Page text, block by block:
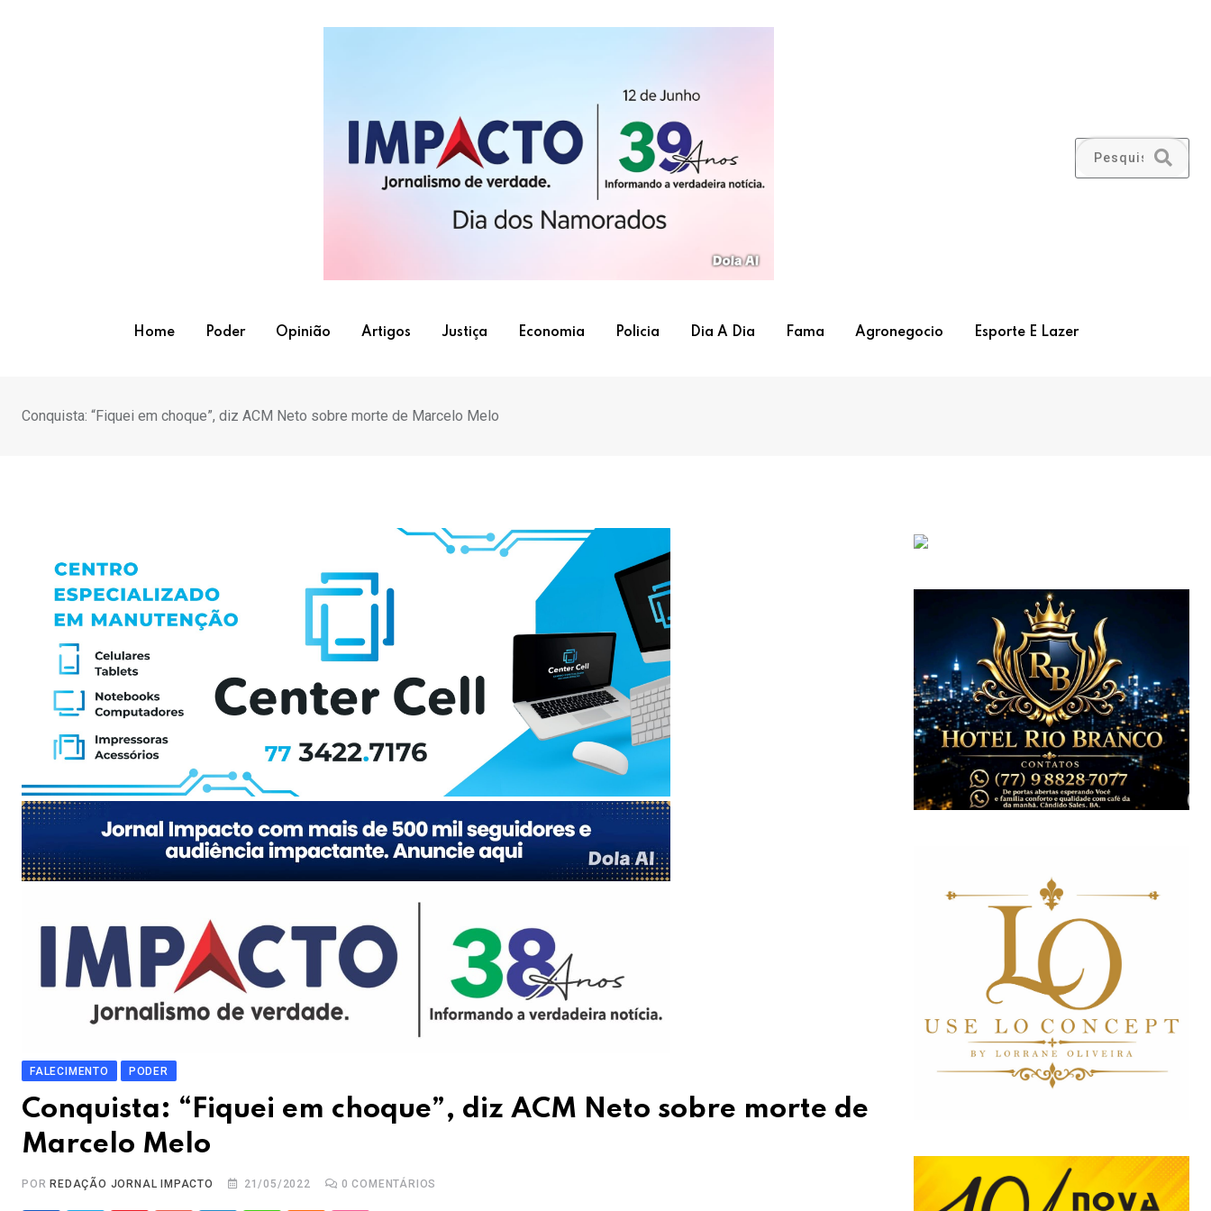
Home Poder Opinião Artigos Justiça Economia Policia Dia A Dia Fama Agronegocio Esporte E Lazer
Conquista: “Fiquei em choque”, diz ACM Neto sobre morte de Marcelo Melo
FALECIMENTO PODER
Conquista: “Fiquei em choque”, diz ACM Neto sobre morte de
Marcelo Melo
POR REDAÇÃO JORNAL IMPACTO 21/05/2022 0 COMENTÁRIOS